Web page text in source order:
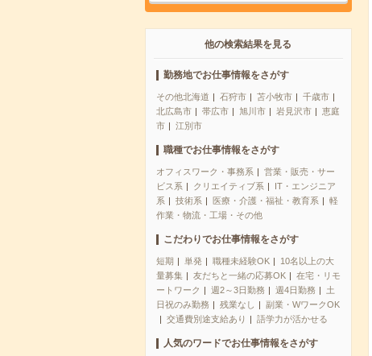
他の検索結果を見る
勤務地でお仕事情報をさがす
その他北海道 石狩市 苫小牧市
千歳市
北広島市
帯広市 旭川市 岩見沢市
恵庭
市
江別市
職種でお仕事情報をさがす
オフィスワーク・事務系
営業・販売・サー
ビス系
クリエイティブ系
IT・エンジニア
系
技術系 医療・介護・福祉・教育系
軽
作業・物流・工場・その他
こだわりでお仕事情報をさがす
短期 単発 職種未経験OK
10名以上の大
量募集
友だちと一緒の応募OK
在宅・リモ
ートワーク
週2～3日勤務 週4日勤務
土
日祝のみ勤務
残業なし
副業・WワークOK
交通費別途支給あり
語学力が活かせる
人気のワードでお仕事情報をさがす